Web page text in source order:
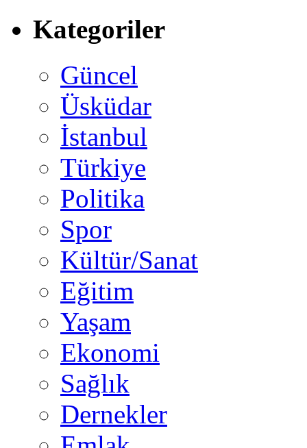
Kategoriler
Güncel
Üsküdar
İstanbul
Türkiye
Politika
Spor
Kültür/Sanat
Eğitim
Yaşam
Ekonomi
Sağlık
Dernekler